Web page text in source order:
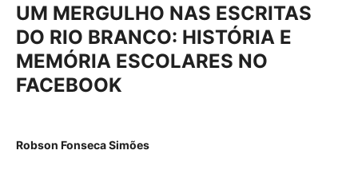
UM MERGULHO NAS ESCRITAS
DO RIO BRANCO: HISTÓRIA E
MEMÓRIA ESCOLARES NO
FACEBOOK
Robson Fonseca Simões